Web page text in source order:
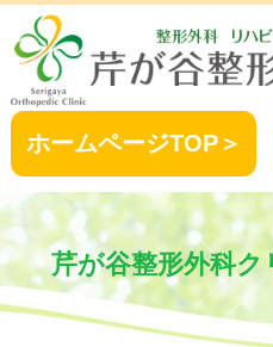
ホームページTOP＞
芹が谷整形外科